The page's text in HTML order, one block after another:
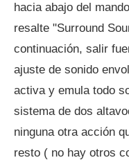
hacia abajo del
resalte "Surround
continuación, salir
ajuste de sonido
activa y emula todo
sistema de dos
ninguna otra acción
resto ( no hay otros